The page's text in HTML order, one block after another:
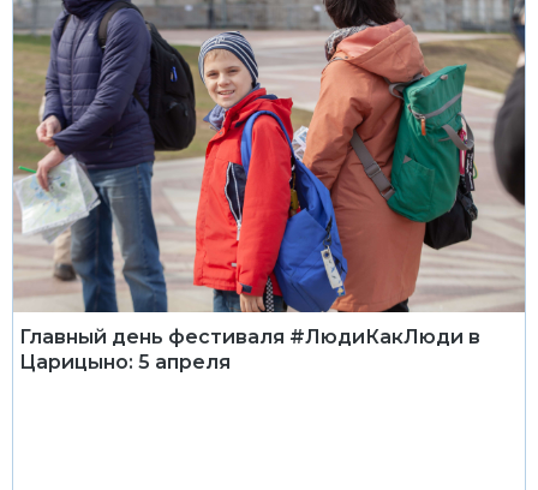
Главный день фестиваля #ЛюдиКакЛюди в
Царицыно: 5 апреля